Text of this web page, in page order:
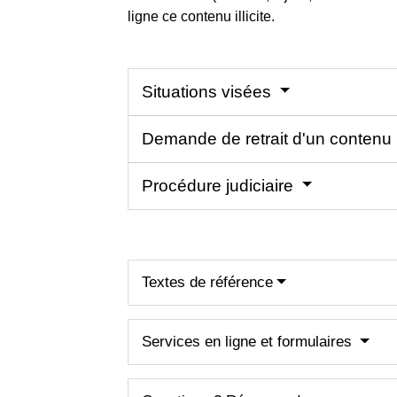
ligne ce contenu illicite.
Situations visées
Demande de retrait d'un contenu
Procédure judiciaire
Textes de référence
Services en ligne et formulaires